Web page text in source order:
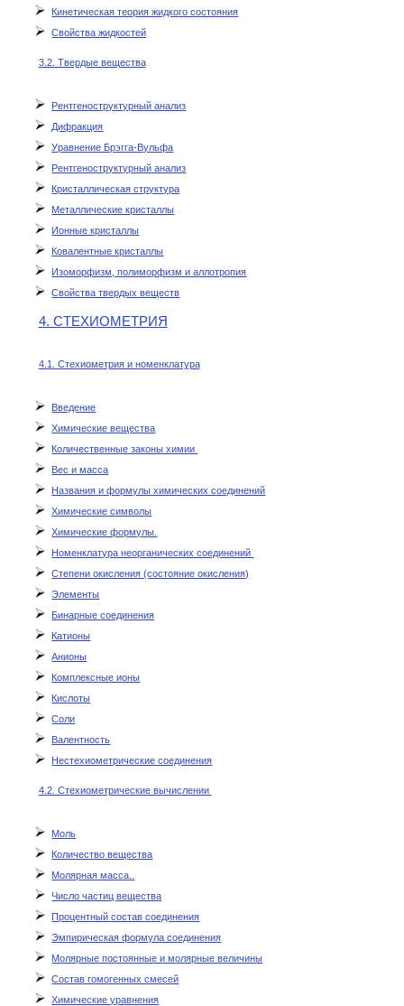
Кинетическая теория жидкого состояния
Свойства жидкостей
3.2. Твердые вещества
Рентгеноструктурный анализ
Дифракция
Уравнение Брэгга-Вульфа
Рентгеноструктурный анализ
Кристаллическая структура
Металлические кристаллы
Ионные кристаллы
Ковалентные кристаллы
Изоморфизм, полиморфизм и аллотропия
Свойства твердых веществ
4. СТЕХИОМЕТРИЯ
4.1. Стехиометрия и номенклатура
Введение
Химические вещества
Количественные законы химии
Вес и масса
Названия и формулы химических соединений
Химические символы
Химические формулы.
Номенклатура неорганических соединений
Степени окисления (состояние окисления)
Элементы
Бинарные соединения
Катионы
Анионы
Комплексные ионы
Кислоты
Соли
Валентность
Нестехиометрические соединения
4.2. Стехиометрические вычислении
Моль
Количество вещества
Молярная масса..
Число частиц вещества
Процентный состав соединения
Эмпирическая формула соединения
Молярные постоянные и молярные величины
Состав гомогенных смесей
Химические уравнения